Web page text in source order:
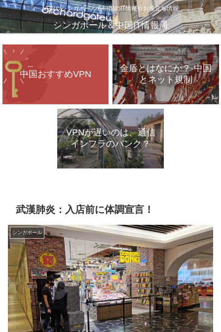
VPNやシンガポール＆中国のIT情報やお役立ち情報
シンガポール＆中国IT情報局
中国おすすめVPN
金盾とはなにか？-中国
とネット規制
VPNが遅いのは、通信
インフラのパンク？
武漢肺炎：入店前に体調宣言！
シンガポール